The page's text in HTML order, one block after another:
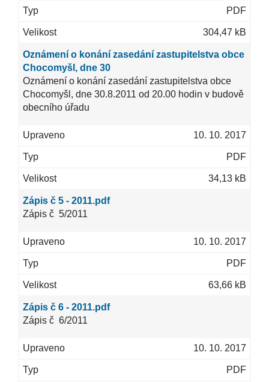
PDF
304,47 kB
Oznámení o konání zasedání zastupitelstva obce
Chocomyšl, dne 30
Oznámení o konání zasedání zastupitelstva obce
Chocomyšl, dne 30.8.2011 od 20.00 hodin v budově
obecního úřadu
10. 10. 2017
PDF
34,13 kB
Zápis č 5 - 2011.pdf
Zápis č 5/2011
10. 10. 2017
PDF
63,66 kB
Zápis č 6 - 2011.pdf
Zápis č 6/2011
10. 10. 2017
PDF